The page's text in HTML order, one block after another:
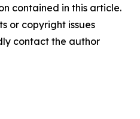
contained in this article.
or copyright issues
contact the author